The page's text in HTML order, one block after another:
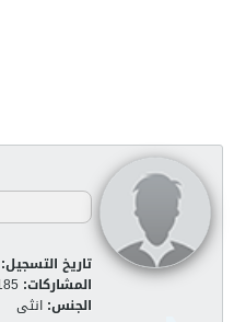
تاريخ التسجيل:
المشاركات:
الجنس: انثى